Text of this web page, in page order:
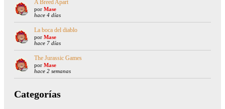
A Breed Apart
por Mase
hace 4 días
La boca del diablo
por Mase
hace 7 días
The Jurassic Games
por Mase
hace 2 semanas
Categorías